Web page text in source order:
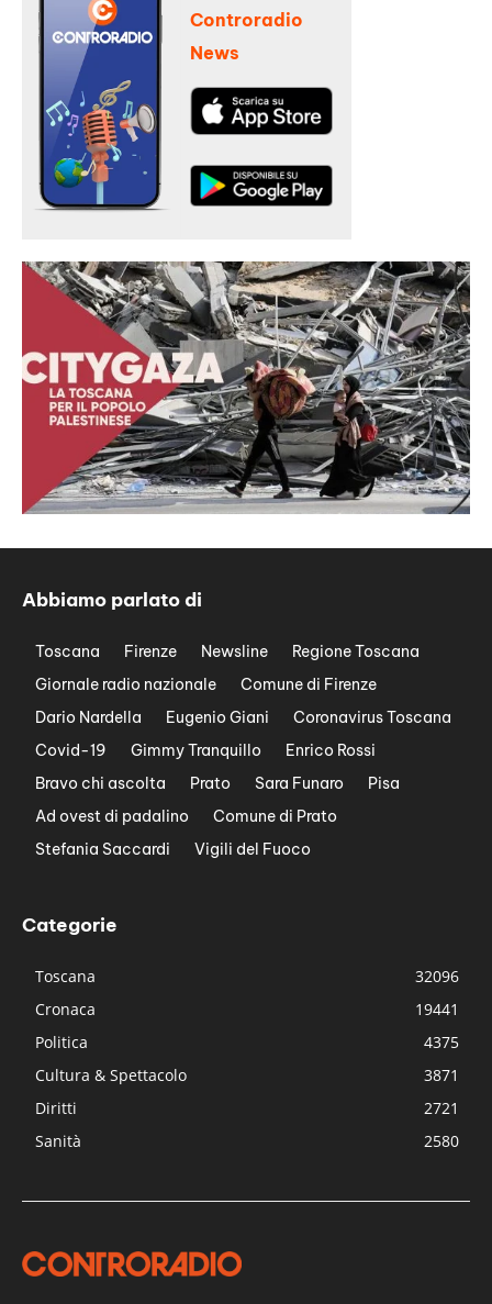
Controradio
News
Abbiamo parlato di
Toscana Firenze Newsline
Regione Toscana
Giornale radio nazionale
Comune di Firenze
Dario Nardella
Eugenio Giani
Coronavirus Toscana
Covid-19
Gimmy Tranquillo
Enrico Rossi
Bravo chi ascolta
Prato Sara Funaro
Pisa
Ad ovest di padalino
Comune di Prato
Stefania Saccardi
Vigili del Fuoco
Categorie
Toscana
32096
Cronaca
19441
Politica
4375
Cultura & Spettacolo
3871
Diritti
2721
Sanità
2580